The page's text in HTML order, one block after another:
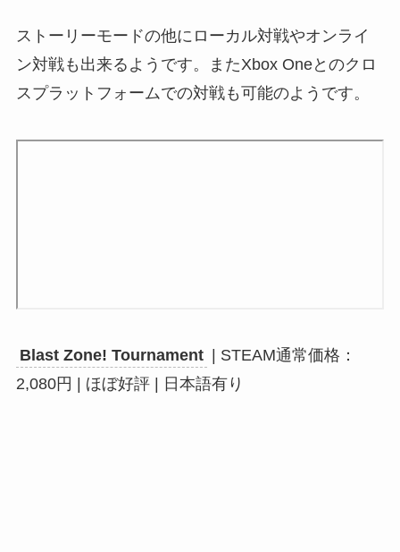
ストーリーモードの他にローカル対戦やオンライ
ン対戦も出来るようです。またXbox Oneとのクロ
スプラットフォームでの対戦も可能のようです。
Blast Zone! Tournament
| STEAM通常価格：
2,080円 | ほぼ好評 | 日本語有り